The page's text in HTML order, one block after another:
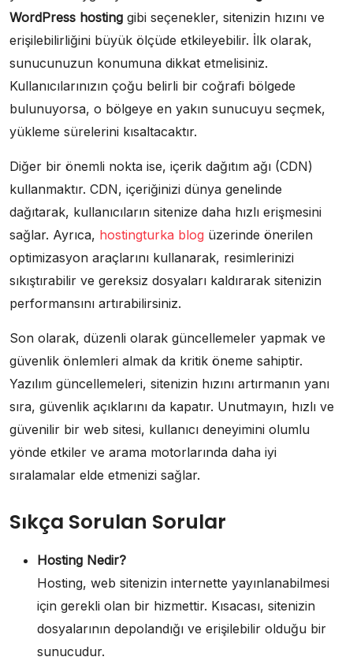
WordPress hosting gibi seçenekler, sitenizin hızını ve
erişilebilirliğini büyük ölçüde etkileyebilir. İlk olarak,
sunucunuzun konumuna dikkat etmelisiniz.
Kullanıcılarınızın çoğu belirli bir coğrafi bölgede
bulunuyorsa, o bölgeye en yakın sunucuyu seçmek,
yükleme sürelerini kısaltacaktır.
Diğer bir önemli nokta ise, içerik dağıtım ağı (CDN)
kullanmaktır. CDN, içeriğinizi dünya genelinde
dağıtarak, kullanıcıların sitenize daha hızlı erişmesini
sağlar. Ayrıca, hostingturka blog üzerinde önerilen
optimizasyon araçlarını kullanarak, resimlerinizi
sıkıştırabilir ve gereksiz dosyaları kaldırarak sitenizin
performansını artırabilirsiniz.
Son olarak, düzenli olarak güncellemeler yapmak ve
güvenlik önlemleri almak da kritik öneme sahiptir.
Yazılım güncellemeleri, sitenizin hızını artırmanın yanı
sıra, güvenlik açıklarını da kapatır. Unutmayın, hızlı ve
güvenilir bir web sitesi, kullanıcı deneyimini olumlu
yönde etkiler ve arama motorlarında daha iyi
sıralamalar elde etmenizi sağlar.
Sıkça Sorulan Sorular
Hosting Nedir?
Hosting, web sitenizin internette yayınlanabilmesi
için gerekli olan bir hizmettir. Kısacası, sitenizin
dosyalarının depolandığı ve erişilebilir olduğu bir
sunucudur.